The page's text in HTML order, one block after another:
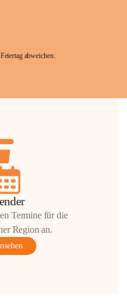
abweichen.
Termine für die
Region an.